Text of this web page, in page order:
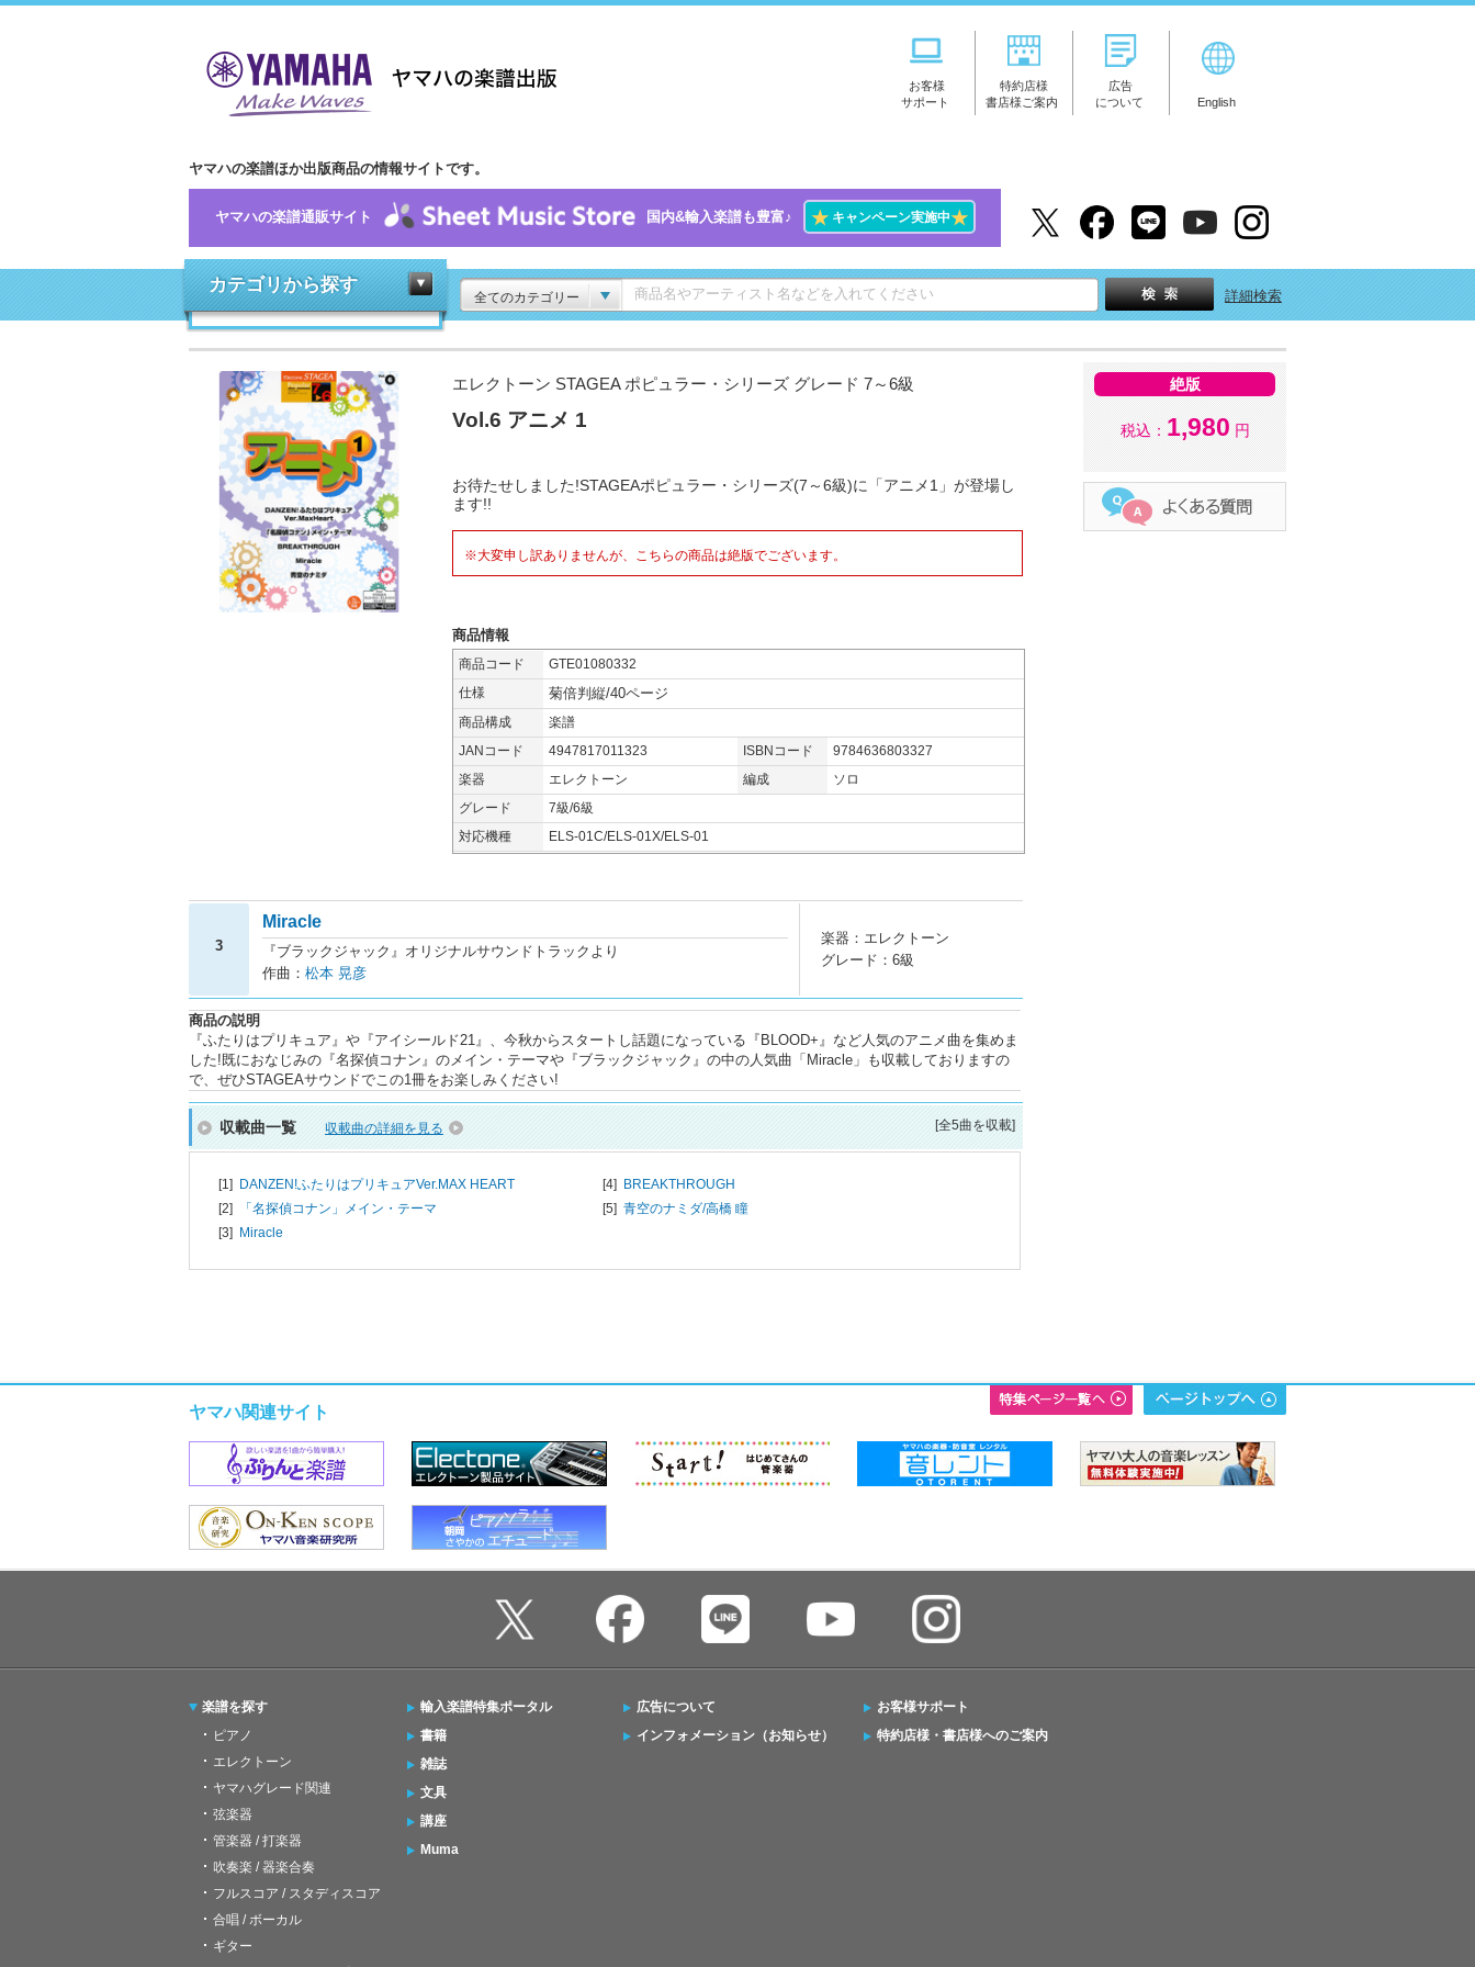
お客様
サポート
特約店様
書店様ご案内
広告
について
English
ヤマハの楽譜ほか出版商品の情報サイトです。
ヤマハの楽譜通販サイト 国内&輸入楽譜も豊富♪ ★キャンペーン実施中★
カテゴリから探す
全てのカテゴリー 詳細検索
エレクトーン STAGEA ポピュラー・シリーズ グレード 7～6級
Vol.6 アニメ 1
お待たせしました!STAGEAポピュラー・シリーズ(7～6級)に「アニメ1」が登場し
ます!!
※大変申し訳ありませんが、こちらの商品は絶版でございます。
商品情報
商品コード
GTE01080332
仕様
菊倍判縦/40ページ
商品構成
楽譜
JANコード
4947817011323 ISBNコード
9784636803327
楽器
エレクトーン 編成
ソロ
グレード
7級/6級
対応機種
ELS-01C/ELS-01X/ELS-01
3
Miracle
『ブラックジャック』オリジナルサウンドトラックより
作曲： 松本 晃彦
楽器：エレクトーン
グレード：6級
商品の説明
『ふたりはプリキュア』や『アイシールド21』、今秋からスタートし話題になっている『BLOOD+』など人気のアニメ曲を集めま
した!既におなじみの『名探偵コナン』のメイン・テーマや『ブラックジャック』の中の人気曲「Miracle」も収載しておりますの
で、ぜひSTAGEAサウンドでこの1冊をお楽しみください!
収載曲一覧 収載曲の詳細を見る [全5曲を収載]
[1] DANZEN!ふたりはプリキュアVer.MAX HEART
[2]
「名探偵コナン」メイン・テーマ
[3] Miracle
[4] BREAKTHROUGH
[5] 青空のナミダ/高橋 瞳
絶版
税込： 1,980 円
ヤマハ関連サイト
楽譜を探す
ピアノ
エレクトーン
ヤマハグレード関連
弦楽器
管楽器 / 打楽器
吹奏楽 / 器楽合奏
フルスコア / スタディスコア
合唱 / ボーカル
ギター
輸入楽譜特集ポータル
書籍
雑誌
文具
講座
Muma
広告について
インフォメーション（お知らせ）
お客様サポート
特約店様・書店様へのご案内